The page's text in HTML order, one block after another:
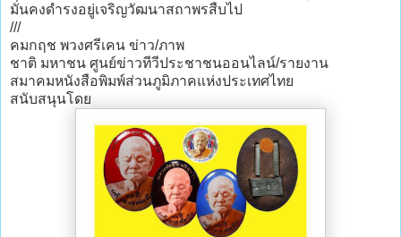
มั่นคงดำรงอยู่เจริญวัฒนาสถาพรสืบไป
///
คมกฤช พวงศรีเคน ข่าว/ภาพ
ชาติ มหาชน ศูนย์ข่าวทีวีประชาชนออนไลน์/รายงาน
สมาคมหนังสือพิมพ์ส่วนภูมิภาคแห่งประเทศไทย
สนับสนุนโดย